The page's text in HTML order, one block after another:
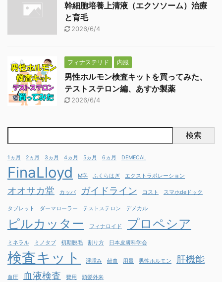
幹細胞培養上清液（エクソソーム）治療
と育毛
2026/6/4
フィナステリド 内服
男性ホルモン検査キットを買ってみた、
テストステロン編、あすか製薬
2026/6/4
検索
1ヵ月 2ヵ月 3ヵ月 4ヵ月 5ヵ月 6ヵ月 DEMECAL
FinaLloyd M字 ふくらはぎ エクストラポレーション
オオサカ堂 カッパ ガイドライン コスト スマホdeドック
タブレット ダーマローラー テストステロン デメカル
ピルカッター フィナロイド プロペシア
ミネラル ミノタブ 初期脱毛 割り方 日本皮膚科学会
検査キット 浮腫み 献血 用量 男性ホルモン 肝機能
血圧 血液検査 費用 頭髪外来